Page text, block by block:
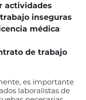
actividades
inseguras
médica
de trabajo
es importante
laboralistas de